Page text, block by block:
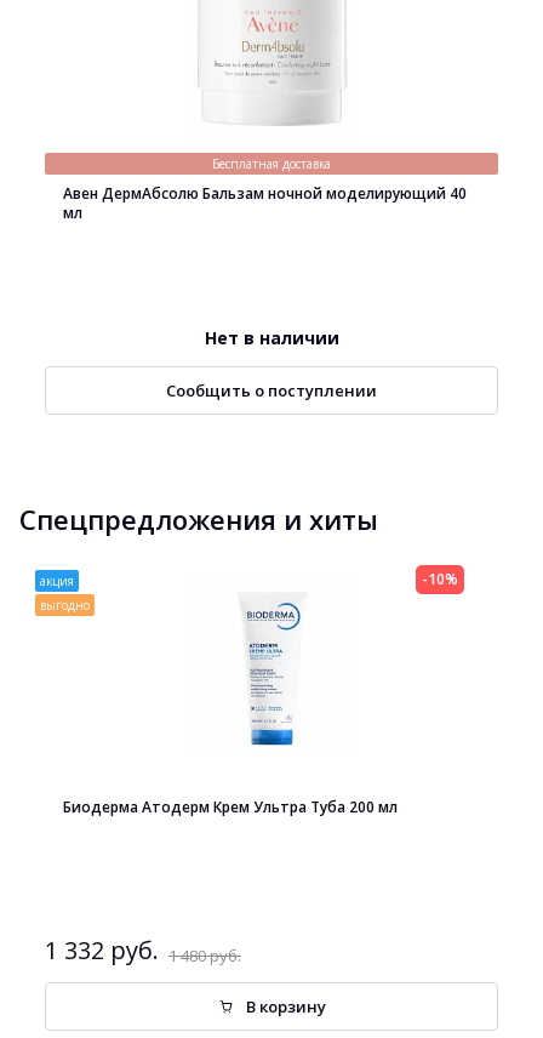
Бесплатная доставка
Авен ДермАбсолю Бальзам ночной моделирующий 40
мл
Нет в наличии
Сообщить о поступлении
Спецпредложения и хиты
акция
выгодно
Биодерма Атодерм Крем Ультра Туба 200 мл
1 332 руб. 1 480 руб.
-10%
В корзину